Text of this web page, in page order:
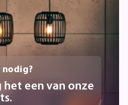
nodig?
het een van onze